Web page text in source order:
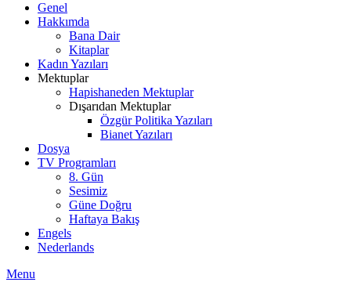
Genel
Hakkımda
Bana Dair
Kitaplar
Kadın Yazıları
Mektuplar
Hapishaneden Mektuplar
Dışarıdan Mektuplar
Özgür Politika Yazıları
Bianet Yazıları
Dosya
TV Programları
8. Gün
Sesimiz
Güne Doğru
Haftaya Bakış
Engels
Nederlands
Menu